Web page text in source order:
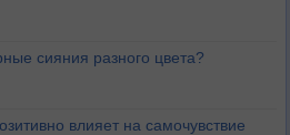
сияния разного цвета?
влияет на самочувствие